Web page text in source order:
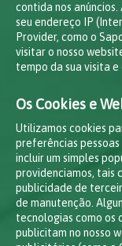
contida nos
seu endereço IP
Provider, como o
visitar o nosso
tempo da sua visita e
Os Cookies e
Utilizamos cookies
preferências
incluir um simples
providenciamos, tais
publicidade de
de manutenção.
tecnologias como os
publicitam no nosso